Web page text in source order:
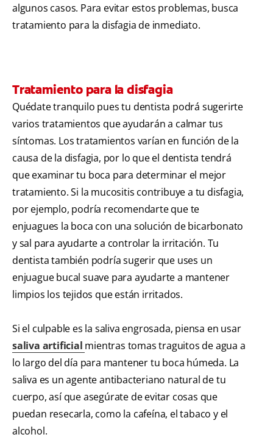
algunos casos. Para evitar estos problemas, busca
tratamiento para la disfagia de inmediato.
Tratamiento para la disfagia
Quédate tranquilo pues tu dentista podrá sugerirte
varios tratamientos que ayudarán a calmar tus
síntomas. Los tratamientos varían en función de la
causa de la disfagia, por lo que el dentista tendrá
que examinar tu boca para determinar el mejor
tratamiento. Si la mucositis contribuye a tu disfagia,
por ejemplo, podría recomendarte que te
enjuagues la boca con una solución de bicarbonato
y sal para ayudarte a controlar la irritación. Tu
dentista también podría sugerir que uses un
enjuague bucal suave para ayudarte a mantener
limpios los tejidos que están irritados.
Si el culpable es la saliva engrosada, piensa en usar
saliva artificial mientras tomas traguitos de agua a
lo largo del día para mantener tu boca húmeda. La
saliva es un agente antibacteriano natural de tu
cuerpo, así que asegúrate de evitar cosas que
puedan resecarla, como la cafeína, el tabaco y el
alcohol.